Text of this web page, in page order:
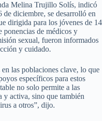
Melina Trujillo Solís, indicó
de diciembre, se desarrolló en
dirigida para los jóvenes de 14
ponencias de médicos y
sexual, fueron informados
y cuidado.
las poblaciones clave, lo que
específicos para estos
no solo permite a las
y activa, sino que también
a otros”, dijo.